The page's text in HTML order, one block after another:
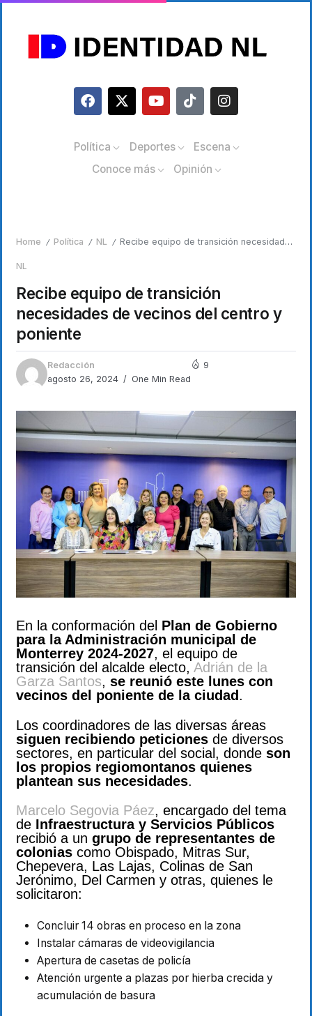
Política Deportes
Escena
Conoce más
Opinión
Home / Política / NL / Recibe equipo de transición necesidades de vecinos del centro y poniente
NL
Recibe equipo de transición
necesidades de vecinos del centro y
poniente
Redacción
agosto 26, 2024
One Min Read
9
En la conformación del Plan de Gobierno
para la Administración municipal de
Monterrey 2024-2027, el equipo de
transición del alcalde electo, Adrián de la
Garza Santos, se reunió este lunes con
vecinos del poniente de la ciudad.
Los coordinadores de las diversas áreas
siguen recibiendo peticiones de diversos
sectores, en particular del social, donde son
los propios regiomontanos quienes
plantean sus necesidades.
Marcelo Segovia Páez, encargado del tema
de Infraestructura y Servicios Públicos
recibió a un grupo de representantes de
colonias como Obispado, Mitras Sur,
Chepevera, Las Lajas, Colinas de San
Jerónimo, Del Carmen y otras, quienes le
solicitaron:
Concluir 14 obras en proceso en la zona
Instalar cámaras de videovigilancia
Apertura de casetas de policía
Atención urgente a plazas por hierba crecida y
acumulación de basura